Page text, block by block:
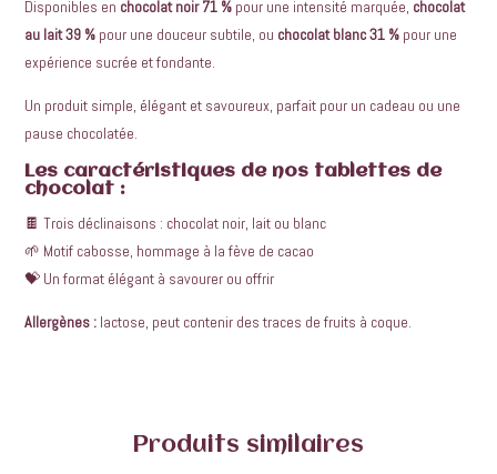
Disponibles en chocolat noir 71 % pour une intensité marquée, chocolat
au lait 39 % pour une douceur subtile, ou chocolat blanc 31 % pour une
expérience sucrée et fondante.
Un produit simple, élégant et savoureux, parfait pour un cadeau ou une
pause chocolatée.
Les caractéristiques de nos tablettes de
chocolat :
🍫 Trois déclinaisons : chocolat noir, lait ou blanc
🌱 Motif cabosse, hommage à la fève de cacao
💝 Un format élégant à savourer ou offrir
Allergènes : lactose, peut contenir des traces de fruits à coque.
Produits similaires